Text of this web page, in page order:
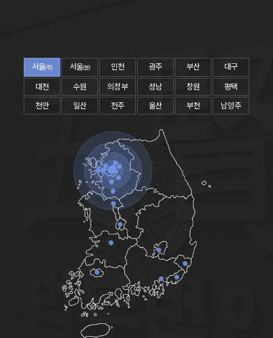
서울(주) 서울(분) 인천 광주 부산 대구
대전 수원 의정부 성남 창원 평택
천안 일산 전주 울산 부천 남양주